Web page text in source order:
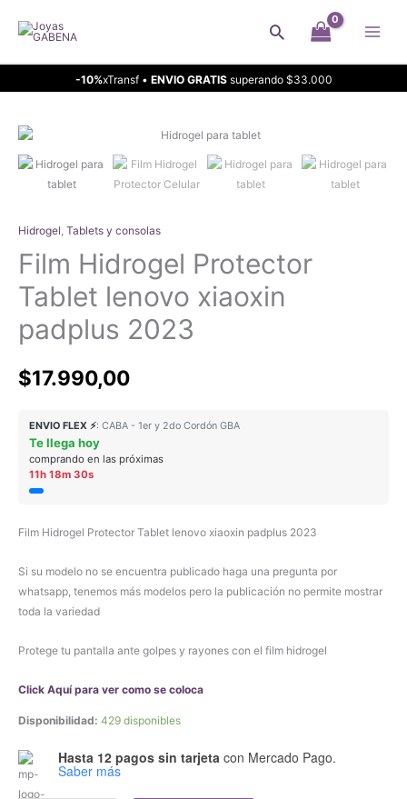
Buscar
-10%xTransf • ENVIO GRATISsuperando $33.000
Hidrogel, Tablets y consolas
Film Hidrogel Protector
Tablet lenovo xiaoxin
padplus 2023
$17.990,00
ENVIO FLEX ⚡: CABA - 1er y 2do Cordón GBA
Te llega hoy
comprando en las próximas
11h 18m 30s
Film Hidrogel Protector Tablet lenovo xiaoxin padplus 2023
Si su modelo no se encuentra publicado haga una pregunta por
whatsapp, tenemos más modelos pero la publicación no permite mostrar
toda la variedad
Protege tu pantalla ante golpes y rayones con el film hidrogel
Click Aquí para ver como se coloca
Disponibilidad: 429 disponibles
Hasta 12 pagos sin tarjeta con Mercado Pago.
Saber más